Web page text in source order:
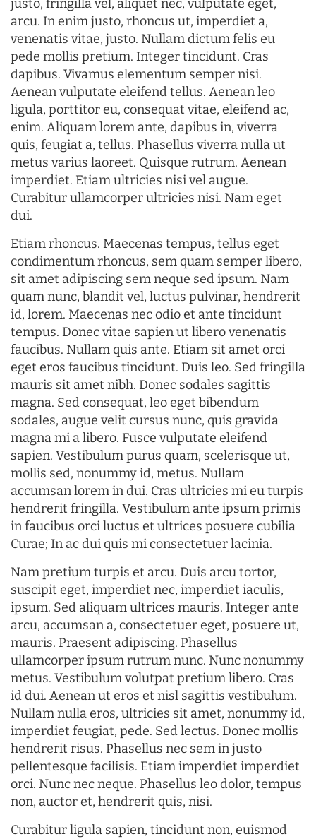
justo, fringilla vel, aliquet nec, vulputate eget,
arcu. In enim justo, rhoncus ut, imperdiet a,
venenatis vitae, justo. Nullam dictum felis eu
pede mollis pretium. Integer tincidunt. Cras
dapibus. Vivamus elementum semper nisi.
Aenean vulputate eleifend tellus. Aenean leo
ligula, porttitor eu, consequat vitae, eleifend ac,
enim. Aliquam lorem ante, dapibus in, viverra
quis, feugiat a, tellus. Phasellus viverra nulla ut
metus varius laoreet. Quisque rutrum. Aenean
imperdiet. Etiam ultricies nisi vel augue.
Curabitur ullamcorper ultricies nisi. Nam eget
dui.
Etiam rhoncus. Maecenas tempus, tellus eget
condimentum rhoncus, sem quam semper libero,
sit amet adipiscing sem neque sed ipsum. Nam
quam nunc, blandit vel, luctus pulvinar, hendrerit
id, lorem. Maecenas nec odio et ante tincidunt
tempus. Donec vitae sapien ut libero venenatis
faucibus. Nullam quis ante. Etiam sit amet orci
eget eros faucibus tincidunt. Duis leo. Sed fringilla
mauris sit amet nibh. Donec sodales sagittis
magna. Sed consequat, leo eget bibendum
sodales, augue velit cursus nunc, quis gravida
magna mi a libero. Fusce vulputate eleifend
sapien. Vestibulum purus quam, scelerisque ut,
mollis sed, nonummy id, metus. Nullam
accumsan lorem in dui. Cras ultricies mi eu turpis
hendrerit fringilla. Vestibulum ante ipsum primis
in faucibus orci luctus et ultrices posuere cubilia
Curae; In ac dui quis mi consectetuer lacinia.
Nam pretium turpis et arcu. Duis arcu tortor,
suscipit eget, imperdiet nec, imperdiet iaculis,
ipsum. Sed aliquam ultrices mauris. Integer ante
arcu, accumsan a, consectetuer eget, posuere ut,
mauris. Praesent adipiscing. Phasellus
ullamcorper ipsum rutrum nunc. Nunc nonummy
metus. Vestibulum volutpat pretium libero. Cras
id dui. Aenean ut eros et nisl sagittis vestibulum.
Nullam nulla eros, ultricies sit amet, nonummy id,
imperdiet feugiat, pede. Sed lectus. Donec mollis
hendrerit risus. Phasellus nec sem in justo
pellentesque facilisis. Etiam imperdiet imperdiet
orci. Nunc nec neque. Phasellus leo dolor, tempus
non, auctor et, hendrerit quis, nisi.
Curabitur ligula sapien, tincidunt non, euismod